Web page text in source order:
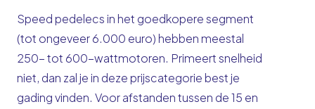
Speed pedelecs in het goedkopere segment
(tot ongeveer 6.000 euro) hebben meestal
250- tot 600-wattmotoren. Primeert snelheid
niet, dan zal je in deze prijscategorie best je
gading vinden. Voor afstanden tussen de 15 en